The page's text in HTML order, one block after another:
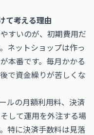
て考える理由
すいのが、初期費用だ
ネットショップは作っ
本番です。毎月かかる
で資金繰りが苦しくな
ルの月額利用料、決済
して運用を外注する場
特に決済手数料は見落